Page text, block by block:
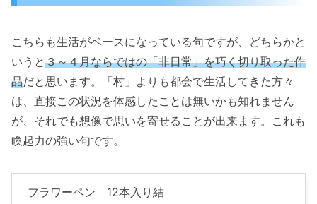
こちらも生活がベースになっている句ですが、どちらかと
いうと３～４月ならではの「非日常」を巧く切り取った作
品だと思います。「村」よりも都会で生活してきた方々
は、直接この状況を体感したことは無いかも知れません
が、それでも想像で思いを寄せることが出来ます。これも
喚起力の強い句です。
フラワーペン 12本入り結